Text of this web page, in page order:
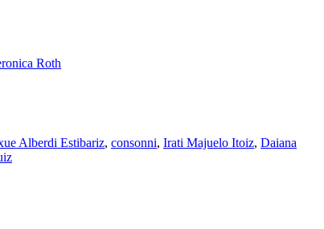
Roth
Alberdi Estibariz, consonni, Irati Majuelo Itoiz, Daiana